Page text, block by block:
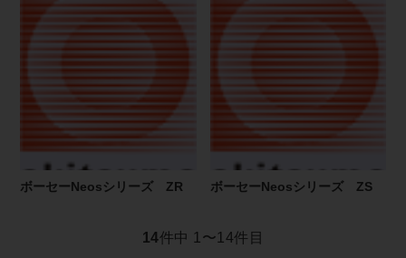
ボーセーNeosシリーズ ZR ボーセーNeosシリーズ ZS
14件中 1〜14件目